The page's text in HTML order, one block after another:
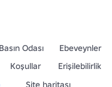
Basın Odası
Ebeveynler
Koşullar
Erişilebilirlik
Site haritası